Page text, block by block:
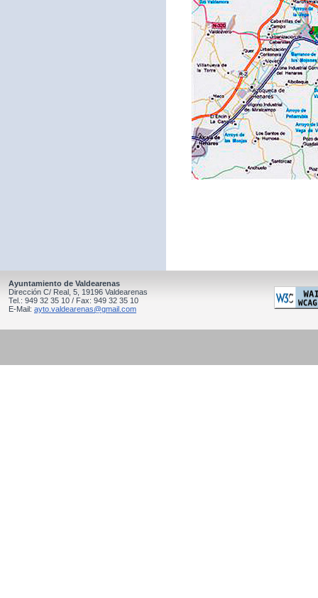
Ayuntamiento de Valdearenas
Dirección C/ Real, 5, 19196 Valdearenas
Tel.: 949 32 35 10 / Fax: 949 32 35 10
E-Mail: ayto.valdearenas@gmail.com